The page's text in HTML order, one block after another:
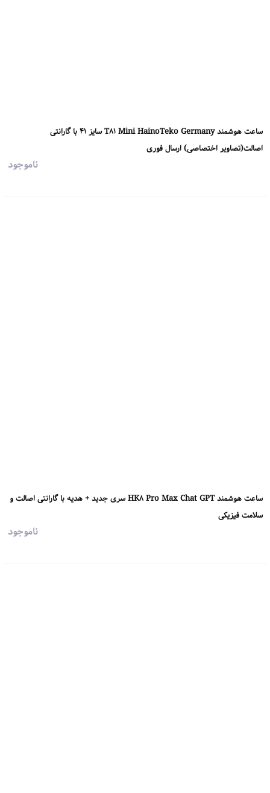
ساعت هوشمند T81 Mini HainoTeko Germany سایز 41 با گارانتی
اصالت(تصاویر اختصاصی) ارسال فوری
ناموجود
ساعت هوشمند HK8 Pro Max Chat GPT سری جدید + هدیه با گارانتی اصالت و
سلامت فیزیکی
ناموجود